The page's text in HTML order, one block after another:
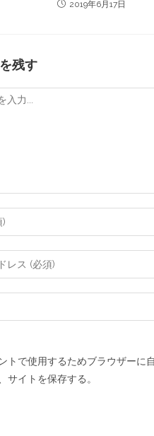
2019年6月17日
残す
トで使用するためブラウザーに
サイトを保存する。